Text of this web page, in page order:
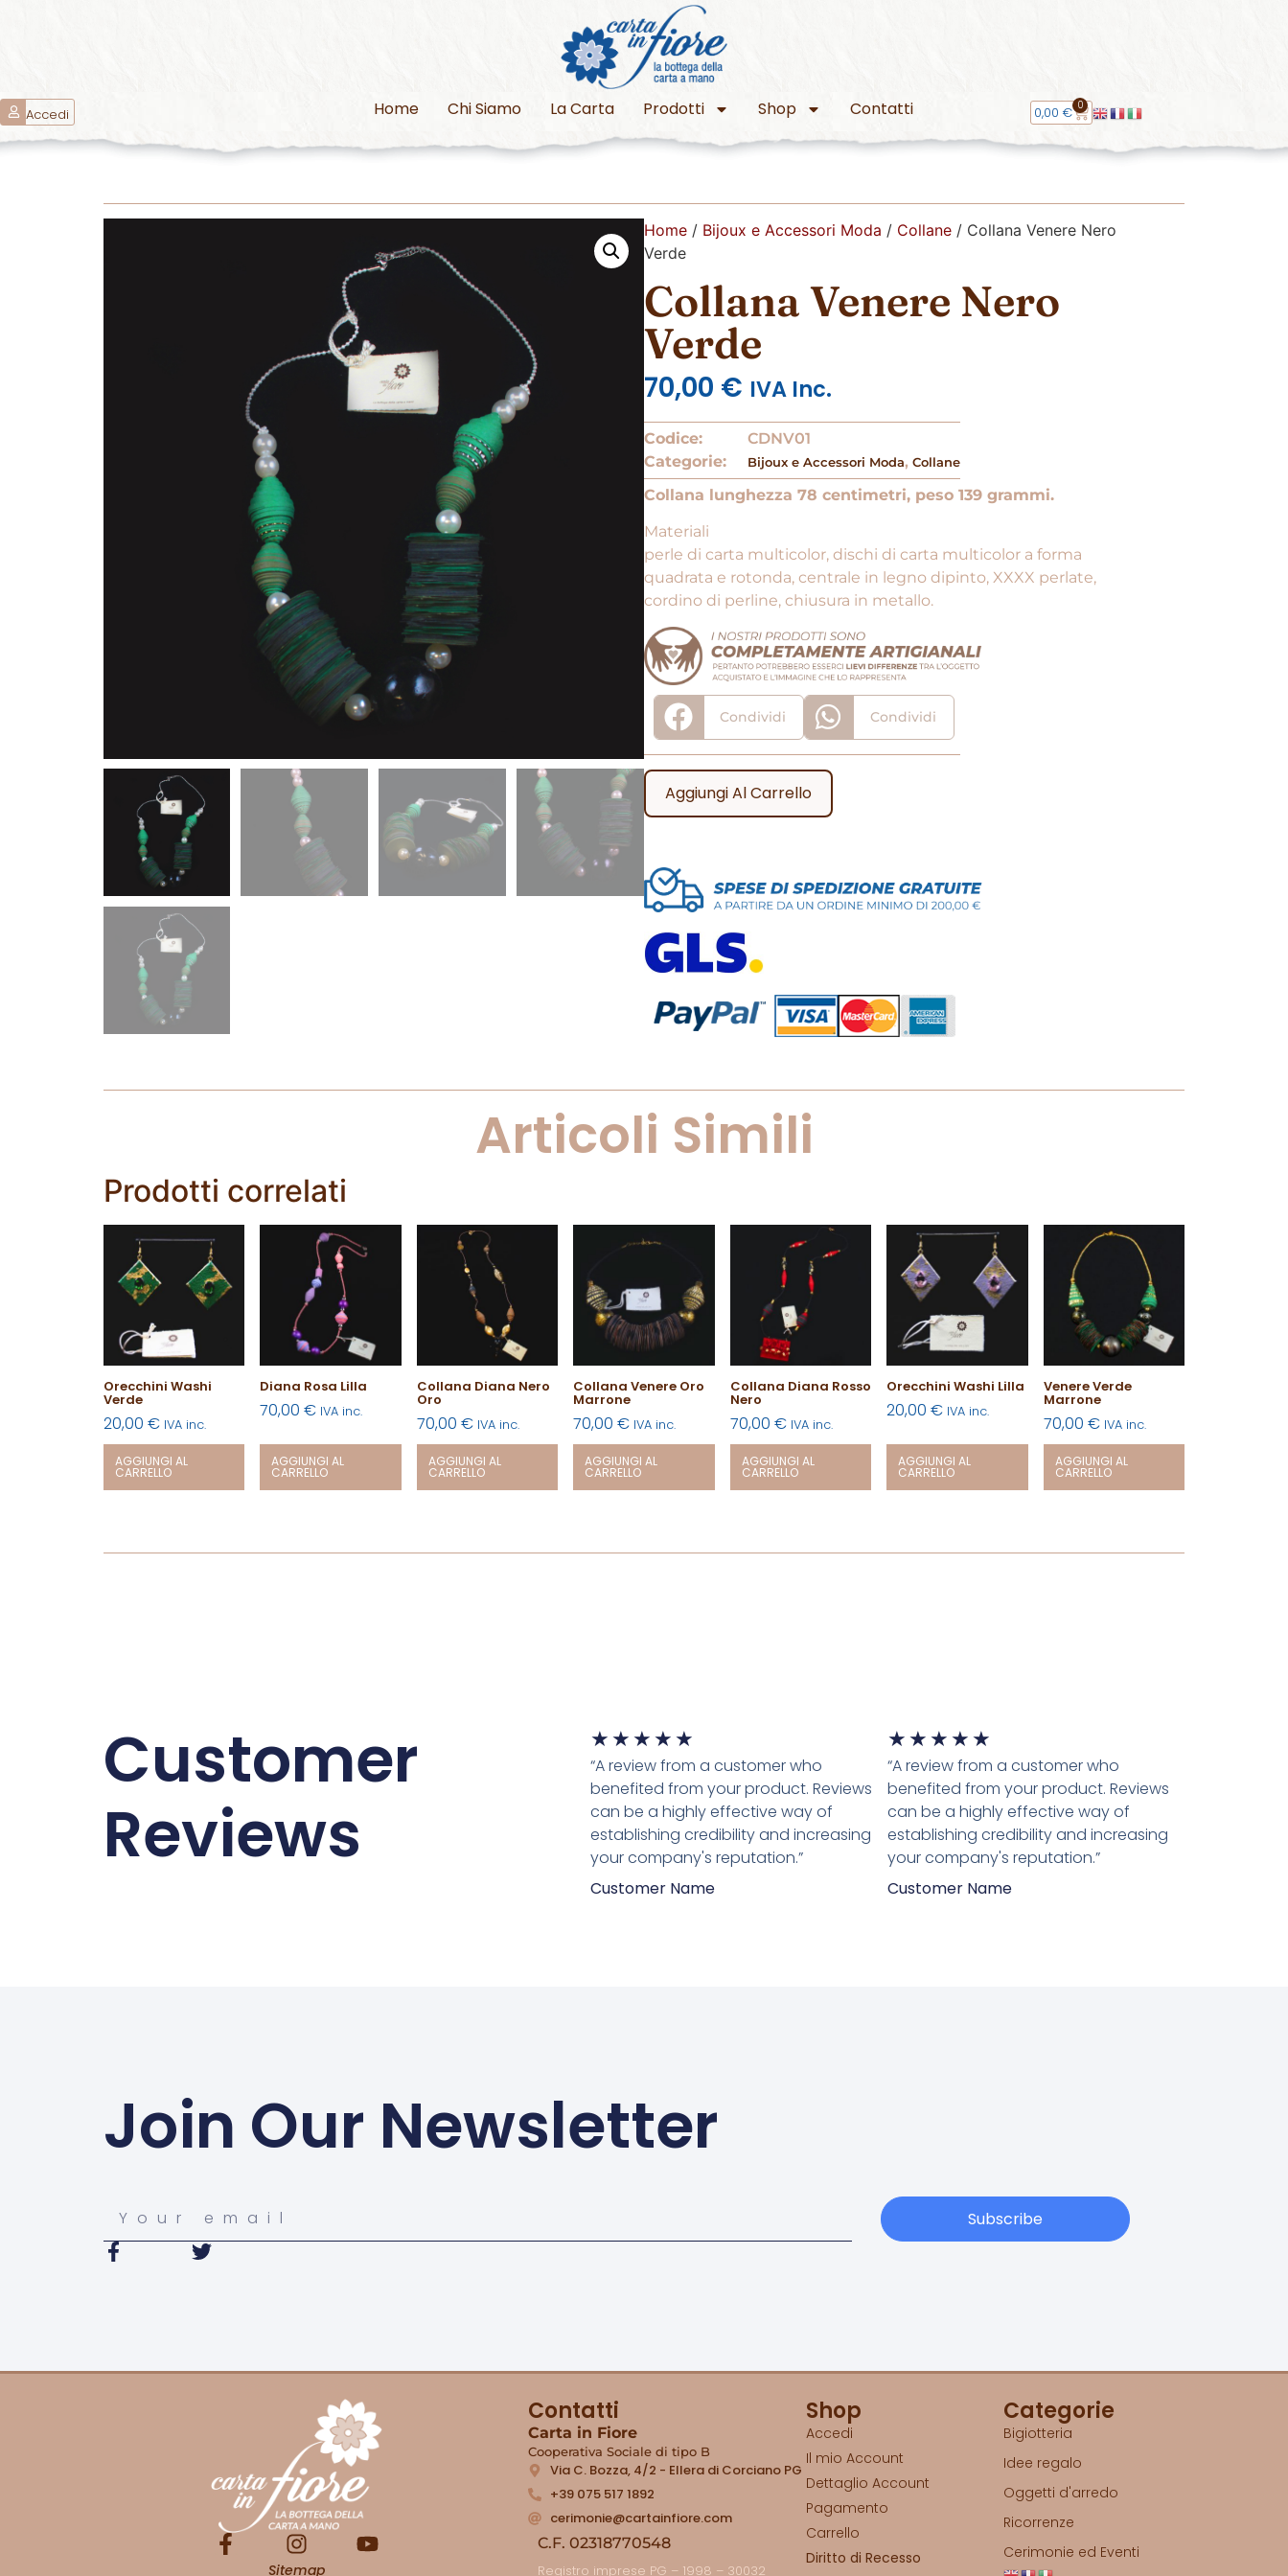
Accedi Home Chi Siamo La Carta Prodotti Shop Contatti 0,00€ 0
Home / Bijoux e Accessori Moda / Collane / Collana Venere Nero
Verde
Collana Venere Nero
Verde
70,00 € IVA Inc.
Codice:
CDNV01
Categorie:
Bijoux e Accessori Moda, Collane
Collana lunghezza 78 centimetri, peso 139 grammi.
Materiali
perle di carta multicolor, dischi di carta multicolor a forma
quadrata e rotonda, centrale in legno dipinto, XXXX perlate,
cordino di perline, chiusura in metallo.
Condividi Condividi
Aggiungi Al Carrello
Articoli Simili
Prodotti correlati
Orecchini Washi
Verde
20,00 € IVA inc.
AGGIUNGI AL
CARRELLO
Diana Rosa Lilla
70,00€ IVA inc.
AGGIUNGI AL
CARRELLO
Collana Diana Nero
Oro
70,00 € IVA inc.
AGGIUNGI AL
CARRELLO
Collana Venere Oro
Marrone
70,00€ IVA inc.
AGGIUNGI AL
CARRELLO
Collana Diana Rosso
Nero
70,00 € IVA inc.
AGGIUNGI AL
CARRELLO
Orecchini Washi Lilla
20,00€ IVA inc.
AGGIUNGI AL
CARRELLO
Venere Verde
Marrone
70,00 € IVA inc.
AGGIUNGI AL
CARRELLO
Customer
Reviews
★ ★ ★ ★ ★
“A review from a customer who
benefited from your product. Reviews
can be a highly effective way of
establishing credibility and increasing
your company's reputation.”
Customer Name
★ ★ ★ ★ ★
“A review from a customer who
benefited from your product. Reviews
can be a highly effective way of
establishing credibility and increasing
your company's reputation.”
Customer Name
Join Our Newsletter
Subscribe
Sitemap
Contatti
Carta in Fiore
Cooperativa Sociale di tipo B
Via C. Bozza, 4/2 - Ellera di Corciano PG
+39 075 517 1892
cerimonie@cartainfiore.com
C.F. 02318770548
Registro imprese PG – 1998 – 30032
Shop
Accedi
Il mio Account
Dettaglio Account
Pagamento
Carrello
Diritto di Recesso
Categorie
Bigiotteria
Idee regalo
Oggetti d'arredo
Ricorrenze
Cerimonie ed Eventi